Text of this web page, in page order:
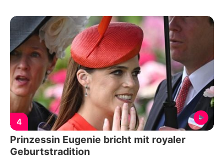
4
Prinzessin Eugenie bricht mit royaler
Geburtstradition